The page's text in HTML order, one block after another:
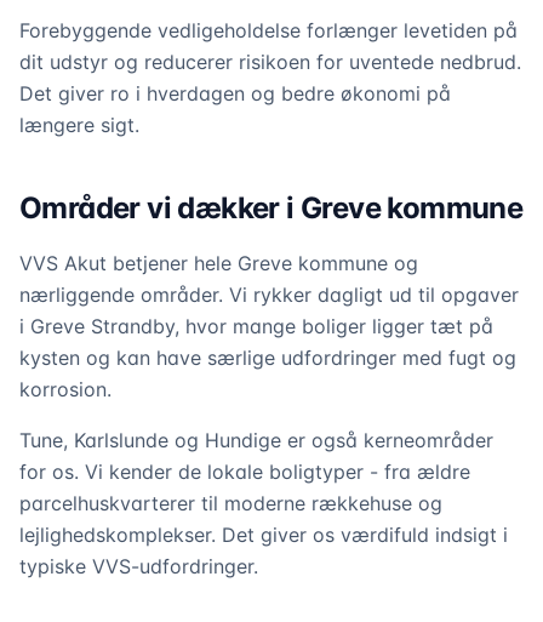
Forebyggende vedligeholdelse forlænger levetiden på
dit udstyr og reducerer risikoen for uventede nedbrud.
Det giver ro i hverdagen og bedre økonomi på
længere sigt.
Områder vi dækker i Greve kommune
VVS Akut betjener hele Greve kommune og
nærliggende områder. Vi rykker dagligt ud til opgaver
i Greve Strandby, hvor mange boliger ligger tæt på
kysten og kan have særlige udfordringer med fugt og
korrosion.
Tune, Karlslunde og Hundige er også kerneområder
for os. Vi kender de lokale boligtyper - fra ældre
parcelhuskvarterer til moderne rækkehuse og
lejlighedskomplekser. Det giver os værdifuld indsigt i
typiske VVS-udfordringer.